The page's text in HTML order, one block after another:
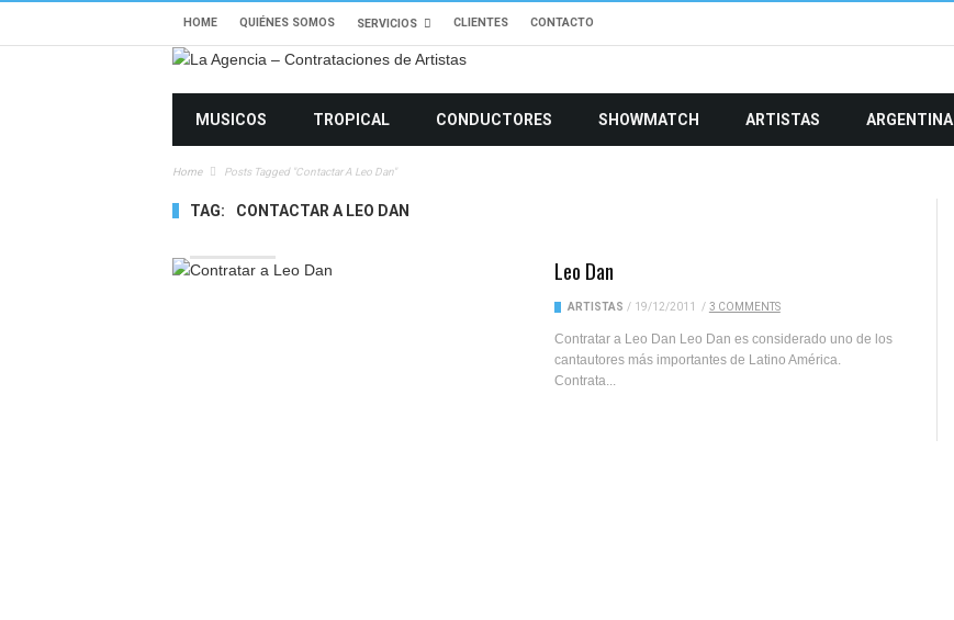
HOME QUIÉNES SOMOS SERVICIOS CLIENTES CONTACTO
MUSICOS TROPICAL CONDUCTORES SHOWMATCH ARTISTAS ARGENTINA
Home Posts Tagged "contactar A Leo Dan"
TAG: CONTACTAR A LEO DAN
Leo Dan
ARTISTAS / 19/12/2011 / 3 COMMENTS
Contratar a Leo Dan Leo Dan es considerado uno de los
cantautores más importantes de Latino América.
Contrata...